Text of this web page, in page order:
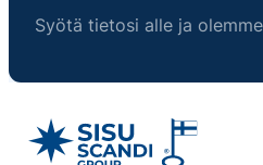
Syötä tietosi alle ja